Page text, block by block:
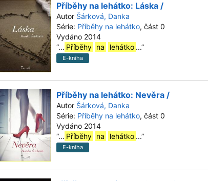
Příběhy na lehátko: Láska /
Autor Šárková, Danka
Série: Příběhy na lehátko, část 0
Vydáno 2014
“... Příběhy na lehátko ...”
E-kniha
Příběhy na lehátko: Nevěra /
Autor Šárková, Danka
Série: Příběhy na lehátko, část 0
Vydáno 2014
“... Příběhy na lehátko ...”
E-kniha